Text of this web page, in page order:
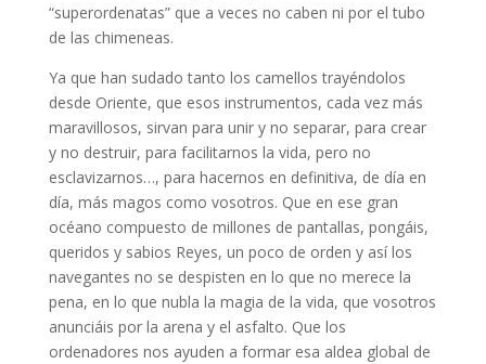
“superordenatas” que a veces no caben ni por el tubo
de las chimeneas.
Ya que han sudado tanto los camellos trayéndolos
desde Oriente, que esos instrumentos, cada vez más
maravillosos, sirvan para unir y no separar, para crear
y no destruir, para facilitarnos la vida, pero no
esclavizarnos…, para hacernos en definitiva, de día en
día, más magos como vosotros. Que en ese gran
océano compuesto de millones de pantallas, pongáis,
queridos y sabios Reyes, un poco de orden y así los
navegantes no se despisten en lo que no merece la
pena, en lo que nubla la magia de la vida, que vosotros
anunciáis por la arena y el asfalto. Que los
ordenadores nos ayuden a formar esa aldea global de